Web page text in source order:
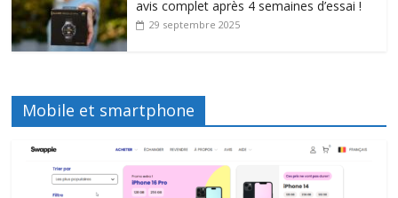
avis complet après 4 semaines d’essai !
29 septembre 2025
Mobile et smartphone